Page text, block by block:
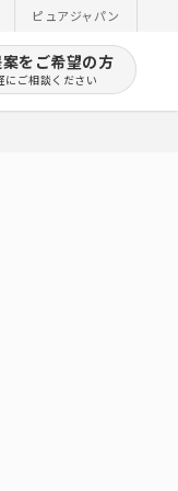
ピュアジャパン
をご希望の方
にご相談ください